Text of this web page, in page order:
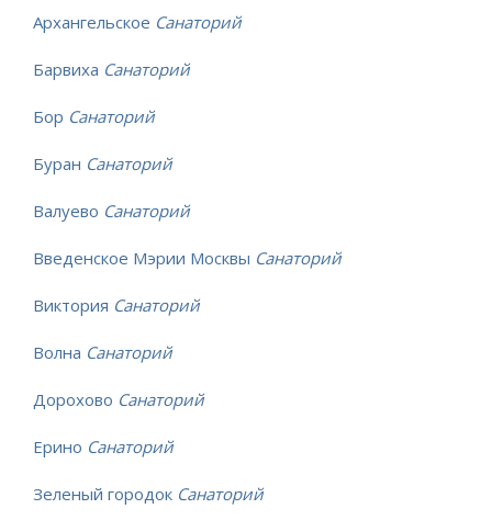
Архангельское Санаторий
Барвиха Санаторий
Бор Санаторий
Буран Санаторий
Валуево Санаторий
Введенское Мэрии Москвы Санаторий
Виктория Санаторий
Волна Санаторий
Дорохово Санаторий
Ерино Санаторий
Зеленый городок Санаторий